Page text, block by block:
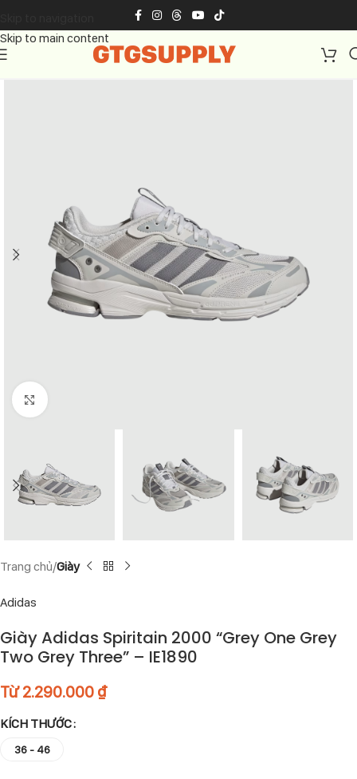
Skip to main content
Click to enlarge
Trang chủ Giày
Adidas
Giày Adidas Spiritain 2000 “Grey One Grey
Two Grey Three” – IE1890
Từ2.290.000 ₫
KÍCH THƯỚC
36 - 46